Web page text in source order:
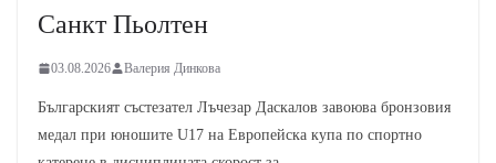
Санкт Пьолтен
03.08.2026 Валерия Динкова
Българският състезател Лъчезар Даскалов завоюва бронзовия
медал при юношите U17 на Европейска купа по спортно